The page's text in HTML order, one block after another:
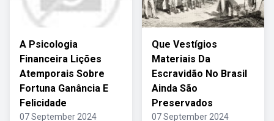
A Psicologia
Financeira Lições
Atemporais Sobre
Fortuna Ganância E
Felicidade
07 September 2024
Que Vestígios
Materiais Da
Escravidão No Brasil
Ainda São
Preservados
07 September 2024